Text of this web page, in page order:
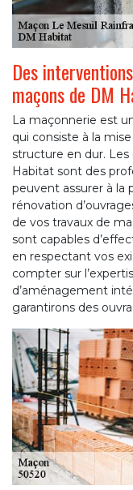
Des
maçons de DM
La maçonnerie est
qui consiste à la
structure en dur.
Habitat sont des
peuvent assurer à la
rénovation
de vos travaux de
sont capables
en respectant vos
compter sur
d’aménagement
garantirons des